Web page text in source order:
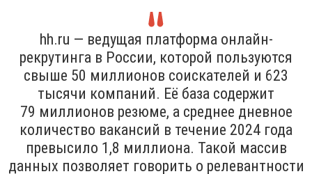
hh.ru — ведущая платформа онлайн-
рекрутинга в России, которой пользуются
свыше 50 миллионов соискателей и 623
тысячи компаний. Её база содержит
79 миллионов резюме, а среднее дневное
количество вакансий в течение 2024 года
превысило 1,8 миллиона. Такой массив
данных позволяет говорить о релевантности